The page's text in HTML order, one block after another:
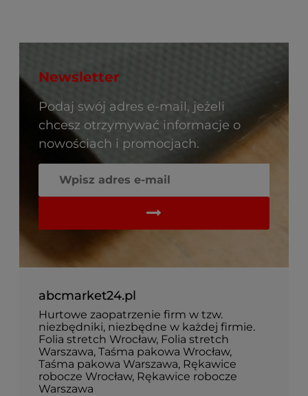
Newsletter
Podaj swój adres e-mail, jeżeli
chcesz otrzymywać informacje o
nowościach i promocjach.
abcmarket24.pl
Hurtowe zaopatrzenie firm w tzw.
niezbędniki, niezbędne w każdej firmie.
Folia stretch Wrocław, Folia stretch
Warszawa, Taśma pakowa Wrocław,
Taśma pakowa Warszawa, Rękawice
robocze Wrocław, Rękawice robocze
Warszawa